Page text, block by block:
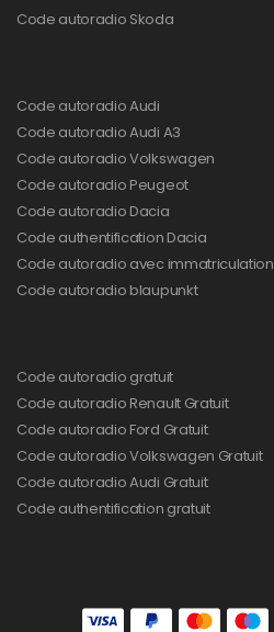
Code autoradio Skoda
Code autoradio Audi
Code autoradio Audi A3
Code autoradio Volkswagen
Code autoradio Peugeot
Code autoradio Dacia
Code authentification Dacia
Code autoradio avec immatriculation
Code autoradio blaupunkt
Code autoradio gratuit
Code autoradio Renault Gratuit
Code autoradio Ford Gratuit
Code autoradio Volkswagen Gratuit
Code autoradio Audi Gratuit
Code authentification gratuit